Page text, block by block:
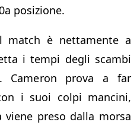
posizione.
match è nettamente a
i tempi degli scambi
Cameron prova a far
i suoi colpi mancini,
preso dalla morsa